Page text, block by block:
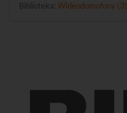
Biblioteka: Wideodomofony (3)